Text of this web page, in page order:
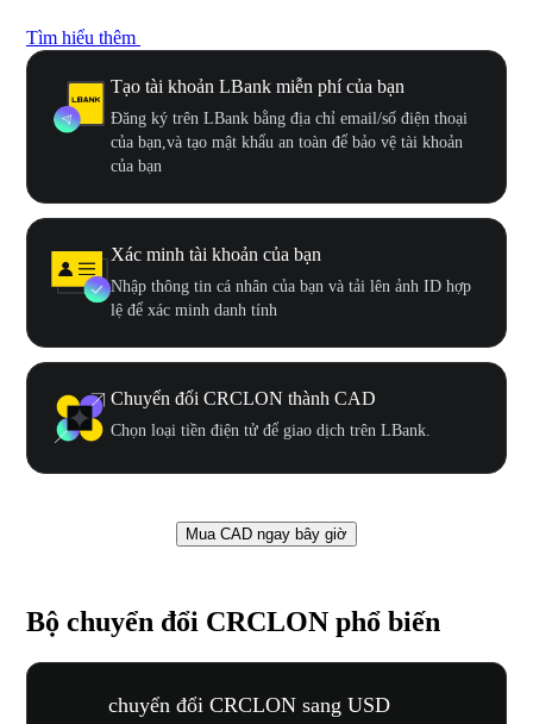
Tìm hiểu thêm
Tạo tài khoản LBank miễn phí của bạn
Đăng ký trên LBank bằng địa chỉ email/số điện thoại
của bạn,và tạo mật khẩu an toàn để bảo vệ tài khoản
của bạn
Xác minh tài khoản của bạn
Nhập thông tin cá nhân của bạn và tải lên ảnh ID hợp
lệ để xác minh danh tính
Chuyển đổi CRCLON thành CAD
Chọn loại tiền điện tử để giao dịch trên LBank.
Mua CAD ngay bây giờ
Bộ chuyển đổi CRCLON phổ biến
chuyển đổi CRCLON sang USD